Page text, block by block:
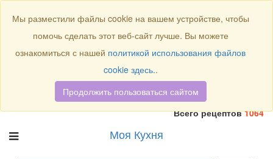
Всего рецептов1064
Моя Кухня
Мы разместили файлы cookie на вашем устройстве, чтобы
помочь сделать этот веб-сайт лучше. Вы можете
ознакомиться с нашей политикой использования файлов
cookie здесь..
Продолжить пользоваться сайтом